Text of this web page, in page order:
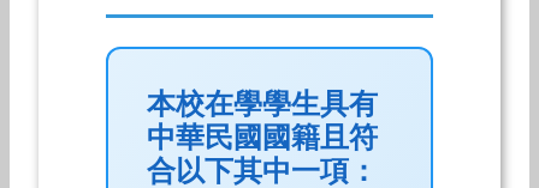
本校在學學生具有
中華民國國籍且符
合以下其中一項：